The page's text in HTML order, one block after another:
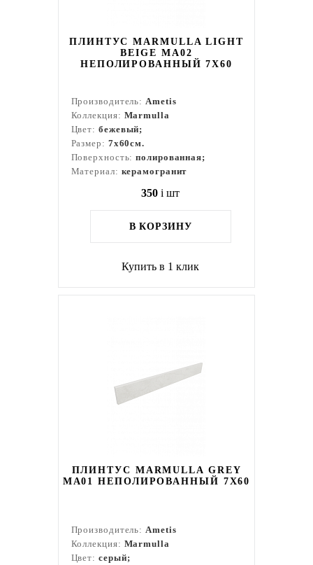
ПЛИНТУС MARMULLA LIGHT
BEIGE MA02
НЕПОЛИРОВАННЫЙ 7X60
Производитель:Ametis
Коллекция: Marmulla
Цвет: бежевый;
Размер: 7x60см.
Поверхность:полированная;
Материал: керамогранит
350 i шт
В КОРЗИНУ
Купить в 1 клик
ПЛИНТУС MARMULLA GREY
MA01 НЕПОЛИРОВАННЫЙ 7X60
Производитель:Ametis
Коллекция: Marmulla
Цвет: серый;